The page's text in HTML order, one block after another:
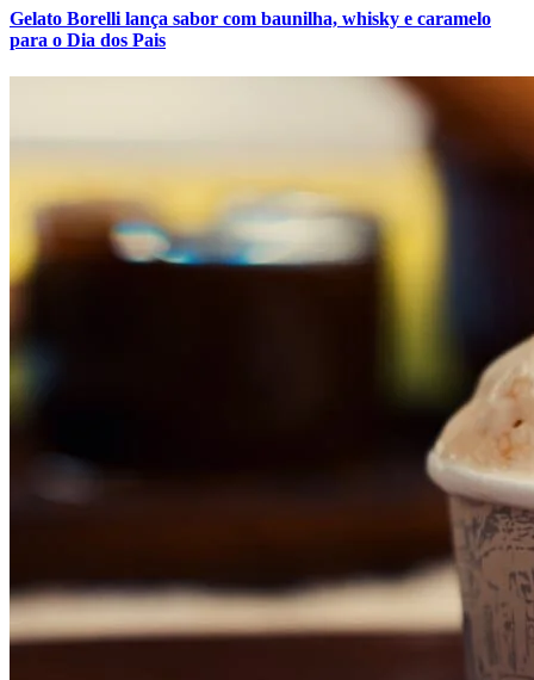
Gelato Borelli lança sabor com baunilha, whisky e caramelo
para o Dia dos Pais